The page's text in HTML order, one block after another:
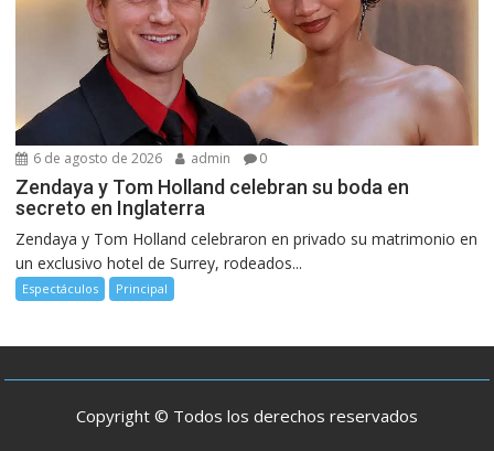
6 de agosto de 2026 admin 0
Zendaya y Tom Holland celebran su boda en
secreto en Inglaterra
Zendaya y Tom Holland celebraron en privado su matrimonio en
un exclusivo hotel de Surrey, rodeados...
Espectáculos Principal
Copyright © Todos los derechos reservados